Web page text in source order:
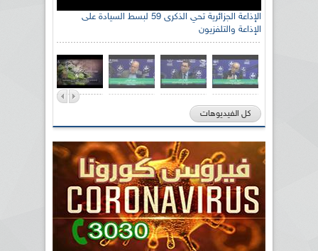
الإذاعة الجزائرية تحي الذكرى 59 لبسط السيادة على
الإذاعة والتلفزيون
كل الفيديوهات